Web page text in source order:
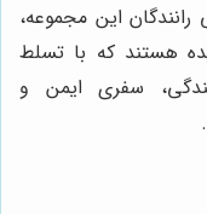
این مجموعه،
هستند که با تسلط
سفری ایمن و